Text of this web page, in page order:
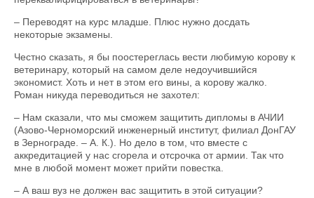
– Переводят на курс младше. Плюс нужно досдать
некоторые экзамены.
Честно сказать, я бы поостереглась вести любимую корову к
ветеринару, который на самом деле недоучившийся
экономист. Хоть и нет в этом его вины, а корову жалко.
Роман никуда переводиться не захотел:
– Нам сказали, что мы сможем защитить дипломы в АЧИИ
(Азово-Черноморский инженерный институт, филиал ДонГАУ
в Зернограде. – А. К.). Но дело в том, что вместе с
аккредитацией у нас сгорела и отсрочка от армии. Так что
мне в любой момент может прийти повестка.
– А ваш вуз не должен вас защитить в этой ситуации?